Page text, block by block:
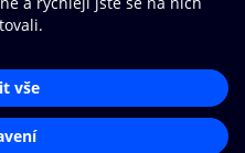
O2 Knihovna
své e-knihy a